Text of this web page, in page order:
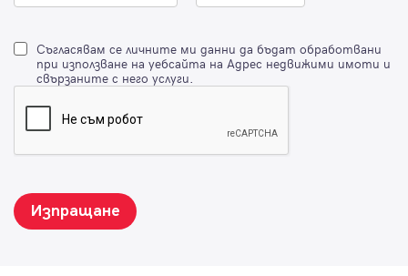
Съгласявам се личните ми данни да бъдат обработвани
при използване на уебсайта на Адрес недвижими имоти и
свързаните с него услуги.
Изпращане